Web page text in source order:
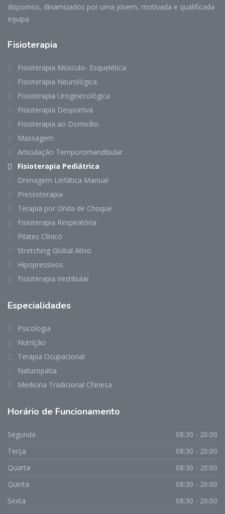
dispomos, dinamizados por uma jovem, motivada e qualificada
equipa
Fisioterapia
Fisioterapia Músculo- Esquelética
Fisioterapia Neurológica
Fisioterapia Uroginecológica
Fisioterapia Desportiva
Fisioterapia ao Domicílio
Massagem
Articulação Temporomandibular
Fisioterapia Pediátrica
Drenagem Linfática Manual
Pressoterapia
Terapia por Onda de Choque
Fisioterapia Respiratória
Pilates Clínico
Stretching Global Ativo
Hipopressivos
Fisioterapia Vestibular
Especialidades
Psicologia
Nutrição
Terapia Ocupacional
Naturopatia
Medicina Tradicional Chinesa
Horário de Funcionamento
Segunda
08:30 - 20:00
Terça
08:30 - 20:00
Quarta
08:30 - 20:00
Quinta
08:30 - 20:00
Sexta
08:30 - 20:00